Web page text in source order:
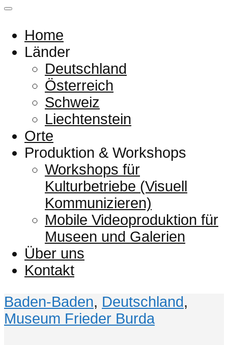
Home
Länder
Deutschland
Österreich
Schweiz
Liechtenstein
Orte
Produktion & Workshops
Workshops für
Kulturbetriebe (Visuell
Kommunizieren)
Mobile Videoproduktion für
Museen und Galerien
Über uns
Kontakt
Baden-Baden, Deutschland,
Museum Frieder Burda